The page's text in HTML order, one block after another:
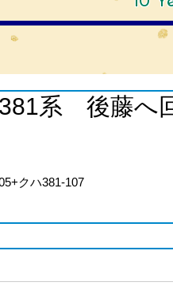
381系 後藤へ
クハ381-107